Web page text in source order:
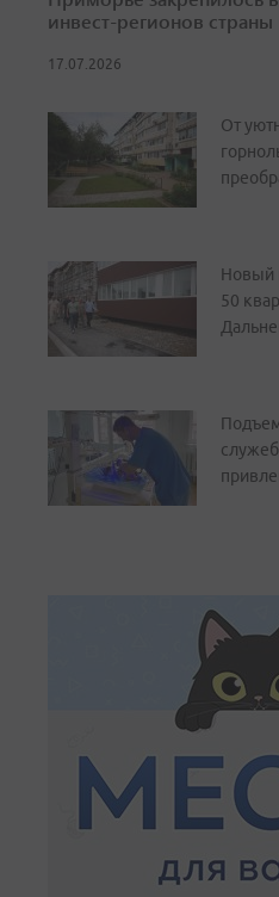
инвест-регионов страны
17.07.2026
От
Новый
50